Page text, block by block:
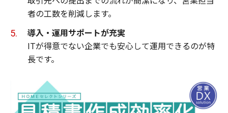
者の工数を削減します。
導入・運用サポートが充実
ITが得意でない企業でも安心して運用できるのが特
長です。